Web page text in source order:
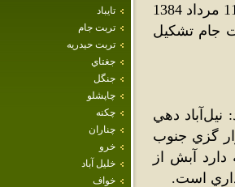
تايباد
تربت جام
تربت حيدريه
جغتاي
جنگل
چاپشلو
چکنه
چناران
خرو
خليل آباد
خواف
نيل‌شهر از شهرهاي استان خراسان رضوي ايران است. اين شهر در 11 مرداد 1384
جام تشکيل
نيل‌آباد دهي
بخش تربت جام شهرستان مشهد. در 25 هزار گزي جنوب
واقع است و 286 تن سکنه دارد آبش از
است.